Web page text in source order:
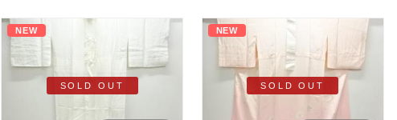
NEW
SOLD OUT
NEW
SOLD OUT